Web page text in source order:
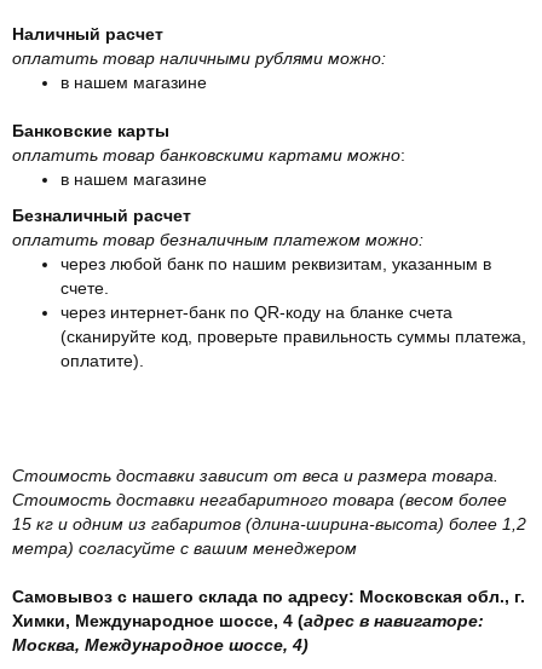
Наличный расчет
оплатить товар наличными рублями можно:
в нашем магазине
Банковские карты
оплатить товар банковскими картами можно:
в нашем магазине
Безналичный расчет
оплатить товар безналичным платежом можно:
через любой банк по нашим реквизитам, указанным в
счете.
через интернет-банк по QR-коду на бланке счета
(сканируйте код, проверьте правильность суммы платежа,
оплатите).
Стоимость доставки зависит от веса и размера товара.
Стоимость доставки негабаритного товара (весом более
15 кг и одним из габаритов (длина-ширина-высота) более 1,2
метра) согласуйте с вашим менеджером
Самовывоз с нашего склада по адресу: Московская обл., г.
Химки, Международное шоссе, 4 (адрес в навигаторе:
Москва, Международное шоссе, 4)